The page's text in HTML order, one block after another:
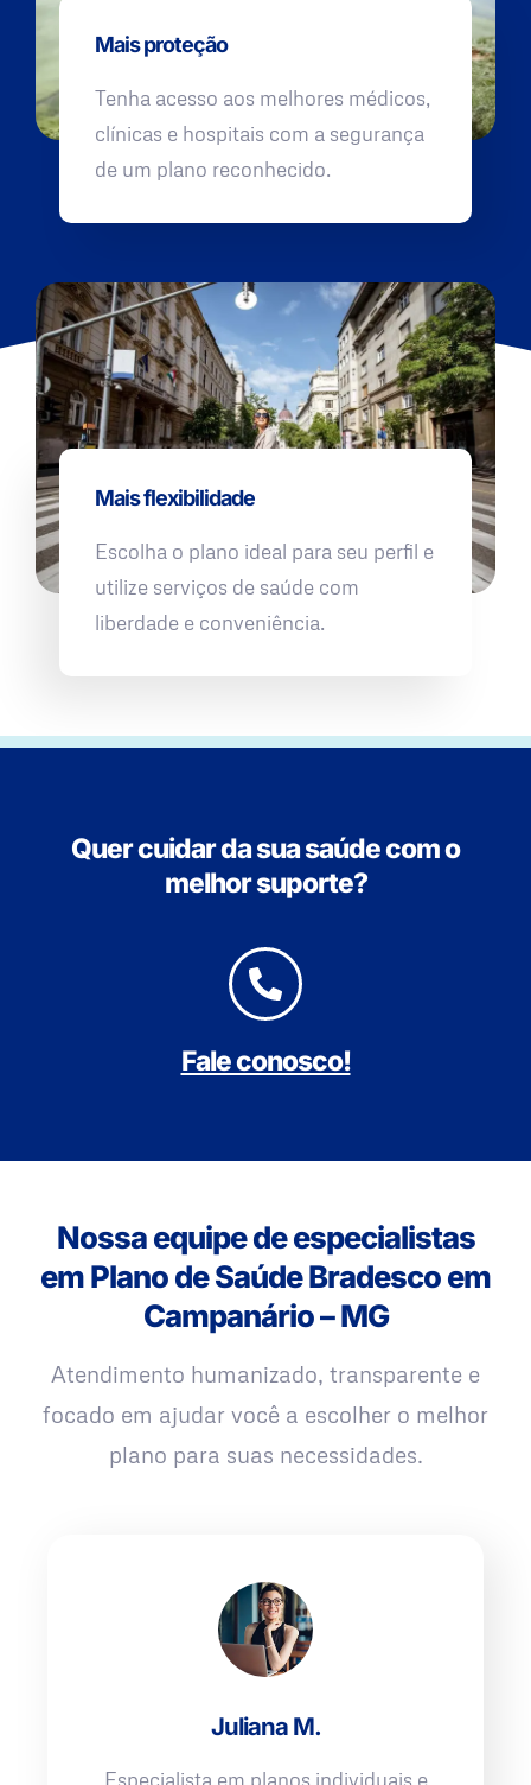
Mais proteção
Tenha acesso aos melhores médicos,
clínicas e hospitais com a segurança
de um plano reconhecido.
Mais flexibilidade
Escolha o plano ideal para seu perfil e
utilize serviços de saúde com
liberdade e conveniência.
Quer cuidar da sua saúde com o
melhor suporte?
Fale conosco!
Nossa equipe de especialistas
em Plano de Saúde Bradesco em
Campanário – MG
Atendimento humanizado, transparente e
focado em ajudar você a escolher o melhor
plano para suas necessidades.
Juliana M.
Especialista em planos individuais e